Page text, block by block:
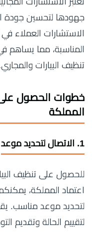
جهودها لتحسين جودة
الاستشارات العملاء
المناسبة، مما يساهم
تنظيف البيارات
خطوات الحصول
المملكة
1. الاتصال لتحديد موعد
للحصول على تنظيف
لتحديد موعد مناسب.
لتقييم الحالة وتقديم